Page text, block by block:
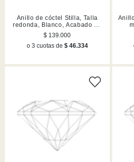
Anillo de cóctel Stilla, Talla
redonda, Blanco, Acabado en
tono plateado
$ 139.000
o 3 cuotas de $ 46.334